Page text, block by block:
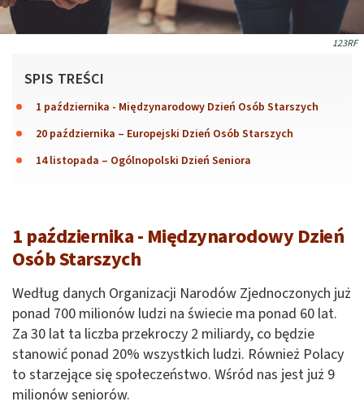
123RF
SPIS TREŚCI
1 października - Międzynarodowy Dzień Osób Starszych
20 października – Europejski Dzień Osób Starszych
14 listopada – Ogólnopolski Dzień Seniora
1 października - Międzynarodowy Dzień
Osób Starszych
Według danych Organizacji Narodów Zjednoczonych już
ponad 700 milionów ludzi na świecie ma ponad 60 lat.
Za 30 lat ta liczba przekroczy 2 miliardy, co będzie
stanowić ponad 20% wszystkich ludzi. Również Polacy
to starzejące się społeczeństwo. Wśród nas jest już 9
milionów seniorów.